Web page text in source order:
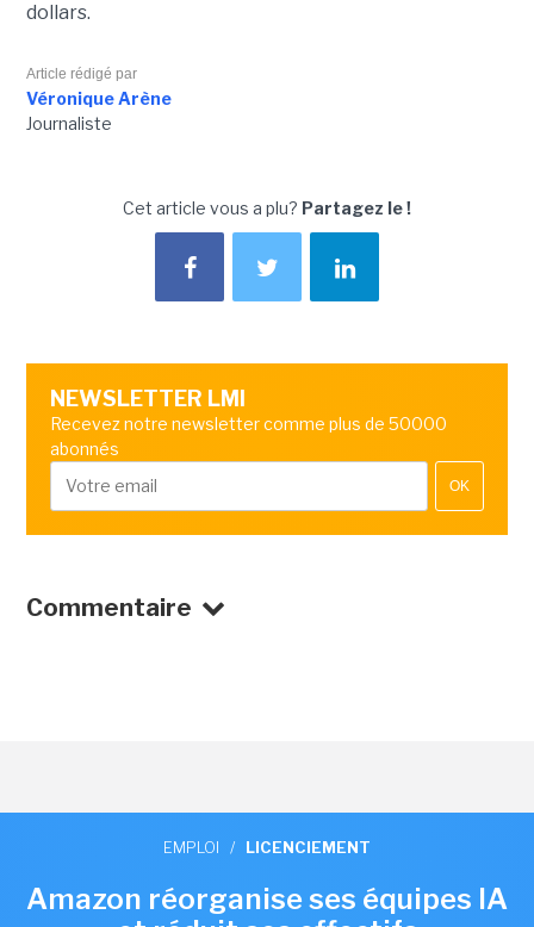
dollars.
Article rédigé par
Véronique Arène
Journaliste
Cet article vous a plu? Partagez le !
NEWSLETTER LMI
Recevez notre newsletter comme plus de 50000
abonnés
OK
Commentaire
EMPLOI / LICENCIEMENT
Amazon réorganise ses équipes IA